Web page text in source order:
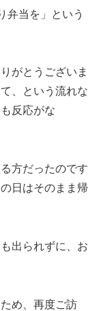
弁当を」という
がとうございま
、という流れな
反応がな
方だったのです
日はそのまま帰
出られずに、お
め、再度ご訪